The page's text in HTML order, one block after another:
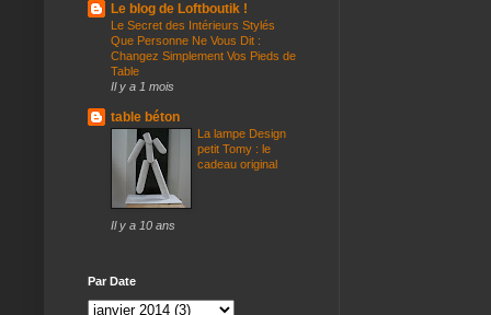
Le blog de Loftboutik !
Le Secret des Intérieurs Stylés
Que Personne Ne Vous Dit :
Changez Simplement Vos Pieds de
Table
Il y a 1 mois
table béton
La lampe Design
petit Tomy : le
cadeau original
Il y a 10 ans
Par Date